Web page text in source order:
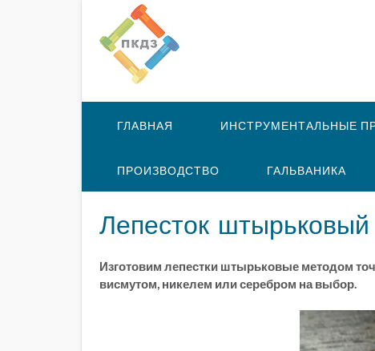
ГЛАВНАЯ ИНСТРУМЕНТАЛЬНЫЕ
ПРОИЗВОДСТВО ГАЛЬВАНИКА
Лепесток
Изготовим лепестки штырьковые методом
висмутом, никелем или серебром на выбор.